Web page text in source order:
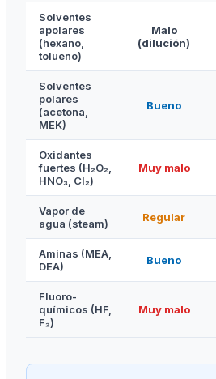
Solventes
apolares
(hexano,
tolueno)
Malo
(dilución)
Solventes
polares
(acetona,
MEK)
Bueno
Oxidantes
fuertes (H₂O₂,
HNO₃, Cl₂)
Muy malo
Vapor de
agua (steam)
Regular
Aminas (MEA,
DEA)
Bueno
Fluoro-
químicos (HF,
F₂)
Muy malo